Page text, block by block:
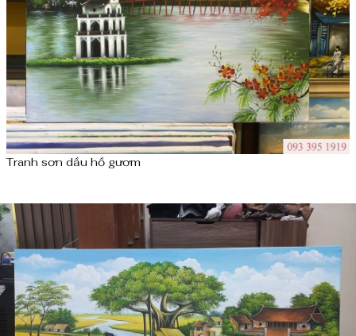
Tranh sơn dầu hồ gươm